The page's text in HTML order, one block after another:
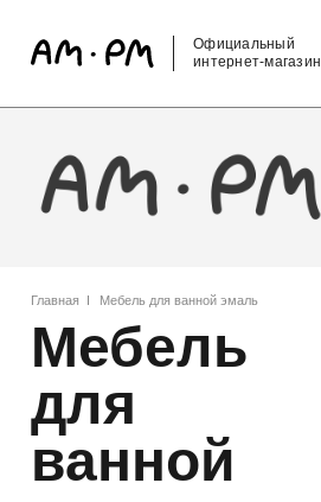
Официальный
интернет-магазин
Главная Мебель для ванной эмаль
Мебель
для
ванной